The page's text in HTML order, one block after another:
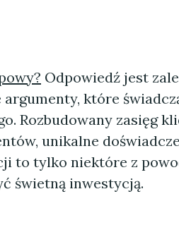
Odpowiedź jest
które
Rozbudowany zasięg
unikalne
to tylko niektóre z
świetną inwestycją.